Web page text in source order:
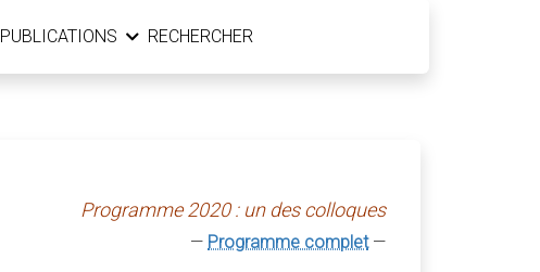
PUBLICATIONS RECHERCHER
Programme 2020 : un des colloques
— Programme complet—